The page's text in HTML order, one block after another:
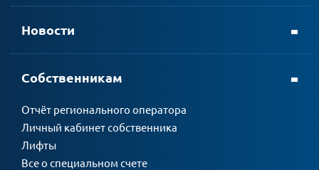
Новости
Собственникам
Отчёт регионального оператора
Личный кабинет собственника
Лифты
Все о специальном счете